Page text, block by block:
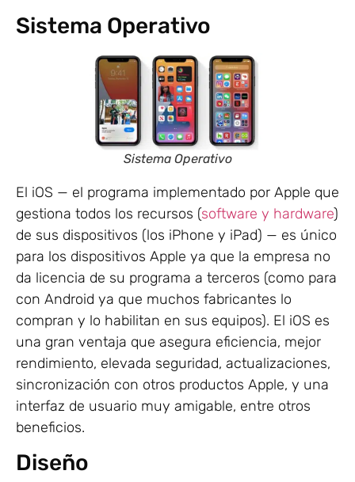
Sistema Operativo
Sistema Operativo
El iOS — el programa implementado por Apple que
gestiona todos los recursos (software y hardware)
de sus dispositivos (los iPhone y iPad) — es único
para los dispositivos Apple ya que la empresa no
da licencia de su programa a terceros (como para
con Android ya que muchos fabricantes lo
compran y lo habilitan en sus equipos). El iOS es
una gran ventaja que asegura eficiencia, mejor
rendimiento, elevada seguridad, actualizaciones,
sincronización con otros productos Apple, y una
interfaz de usuario muy amigable, entre otros
beneficios.
Diseño